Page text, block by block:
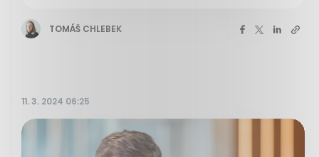
TOMÁŠ CHLEBEK
11. 3. 2024 06:25